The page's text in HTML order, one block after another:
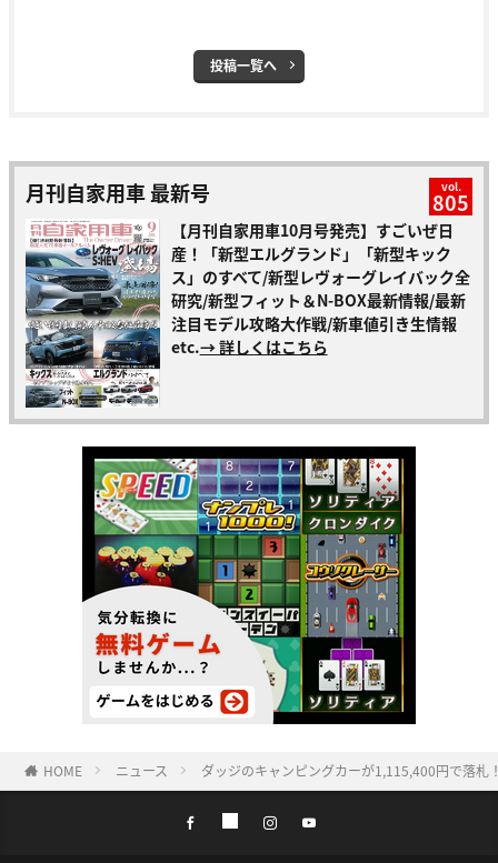
投稿一覧へ
月刊自家用車 最新号 vol.
805
【月刊自家用車10月号発売】すごいぜ日
産！「新型エルグランド」「新型キック
ス」のすべて/新型レヴォーグレイバック全
研究/新型フィット＆N-BOX最新情報/最新
注目モデル攻略大作戦/新車値引き生情報
etc.→ 詳しくはこちら
HOME ニュース ダッジのキャンピングカーが1,115,400円で落